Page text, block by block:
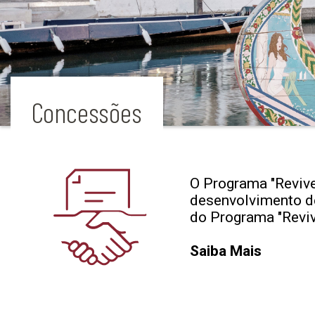
Concessões
O Programa
desenvolvimento
do Programa
Saiba Mais